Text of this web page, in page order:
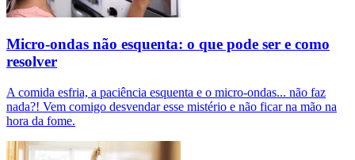
Micro-ondas não esquenta: o que pode ser e como
resolver
A comida esfria, a paciência esquenta e o micro-ondas... não faz
nada?! Vem comigo desvendar esse mistério e não ficar na mão na
hora da fome.